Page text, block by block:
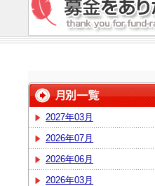
2027年03月
2026年07月
2026年06月
2026年03月